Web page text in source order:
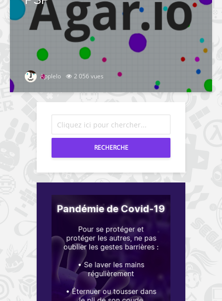
Applelo 2 056 vues
RECHERCHE